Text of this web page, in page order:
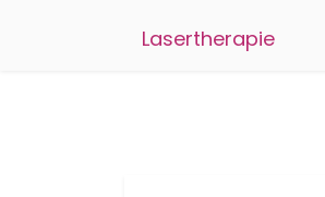
Lasertherapie